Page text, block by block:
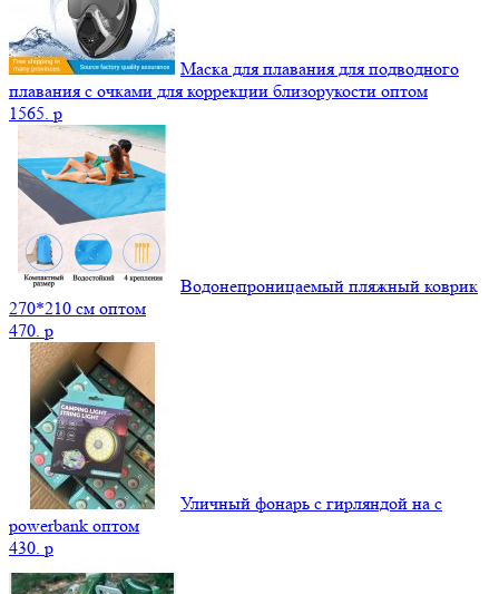
Маска для плавания для подводного
плавания с очками для коррекции близорукости оптом
1565. p
Водонепроницаемый пляжный коврик
270*210 см оптом
470. p
Уличный фонарь с гирляндой на с
powerbank оптом
430. p